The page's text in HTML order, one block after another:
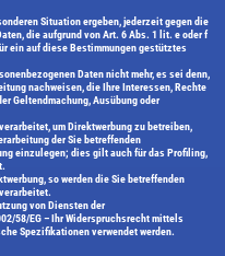
Situation ergeben, jederzeit gegen die
die aufgrund von Art. 6 Abs. 1 lit. e oder f
ein auf diese Bestimmungen gestütztes
Daten nicht mehr, es sei denn,
nachweisen, die Ihre Interessen, Rechte
Geltendmachung, Ausübung oder
um Direktwerbung zu betreiben,
der Sie betreffenden
einzulegen; dies gilt auch für das Profiling,
so werden die Sie betreffenden
von Diensten der
58/EG – Ihr Widerspruchsrecht mittels
Spezifikationen verwendet werden.